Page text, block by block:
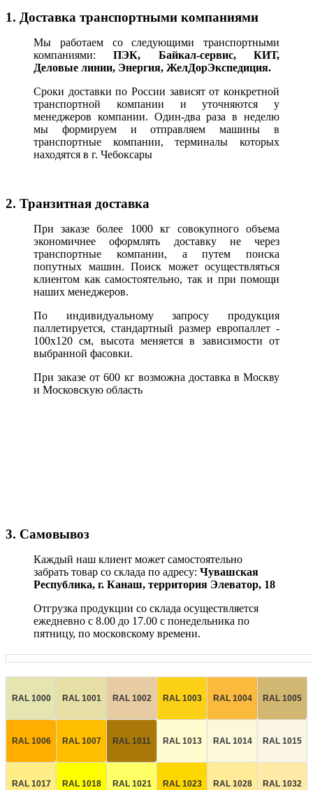
1. Доставка транспортными компаниями
Мы работаем со следующими транспортными
компаниями:ПЭК, Байкал-сервис, КИТ,
Деловые линии, Энергия, ЖелДорЭкспедиция.
Сроки доставки по России зависят от конкретной
транспортной компании и уточняются у
менеджеров компании. Один-два раза в неделю
мы формируем и отправляем машины в
транспортные компании, терминалы которых
находятся в г. Чебоксары
2. Транзитная доставка
При заказе более 1000 кг совокупного объема
экономичнее оформлять доставку не через
транспортные компании, а путем поиска
попутных машин. Поиск может осуществляться
клиентом как самостоятельно, так и при помощи
наших менеджеров.
По индивидуальному запросу продукция
паллетируется, стандартный размер европаллет -
100х120 см, высота меняется в зависимости от
выбранной фасовки.
При заказе от 600 кг возможна доставка в Москву
и Московскую область
3. Самовывоз
Каждый наш клиент может самостоятельно
забрать товар со склада по адресу: Чувашская
Республика, г. Канаш, территория Элеватор, 18
Отгрузка продукции со склада осуществляется
ежедневно с 8.00 до 17.00 с понедельника по
пятницу, по московскому времени.
RAL 1000 RAL 1001 RAL 1002 RAL 1003 RAL 1004 RAL 1005
RAL 1006 RAL 1007 RAL 1011 RAL 1013 RAL 1014 RAL 1015
RAL 1017 RAL 1018 RAL 1021 RAL 1023 RAL 1028 RAL 1032